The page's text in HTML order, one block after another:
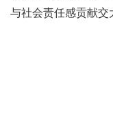
与社会责任感贡献交